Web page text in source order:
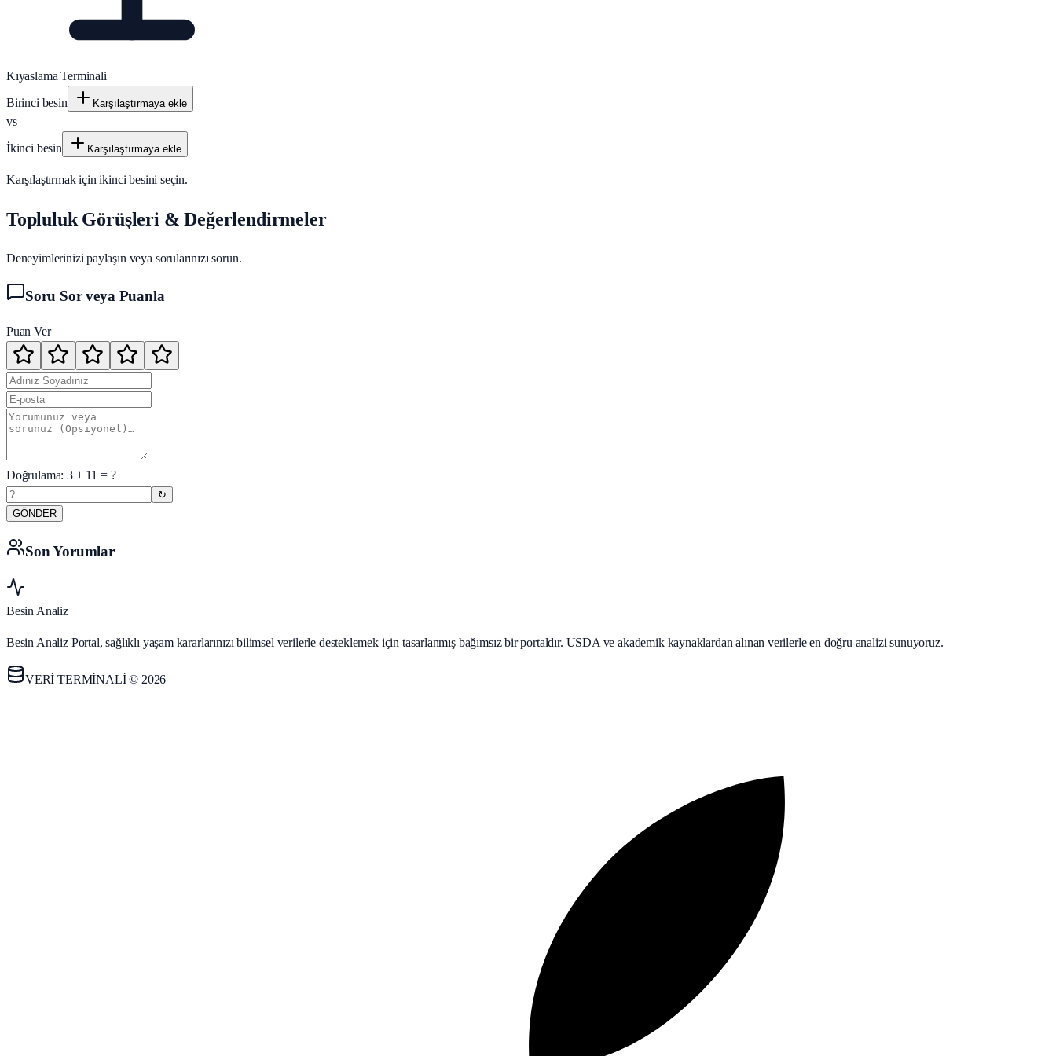
Kıyaslama Terminali
Birinci besin
Karşılaştırmaya ekle
vs
İkinci besin
Karşılaştırmaya ekle
Karşılaştırmak için ikinci besini seçin.
Topluluk Görüşleri & Değerlendirmeler
Deneyimlerinizi paylaşın veya sorularınızı sorun.
Soru Sor veya Puanla
Puan Ver
Doğrulama:3+ 11 = ?
↻
GÖNDER
Son Yorumlar
Besin Analiz
Besin Analiz Portal, sağlıklı yaşam kararlarınızı bilimsel verilerle desteklemek için tasarlanmış bağımsız bir portaldır. USDA ve akademik kaynaklardan alınan verilerle en doğru analizi sunuyoruz.
VERİ TERMİNALİ © 2026